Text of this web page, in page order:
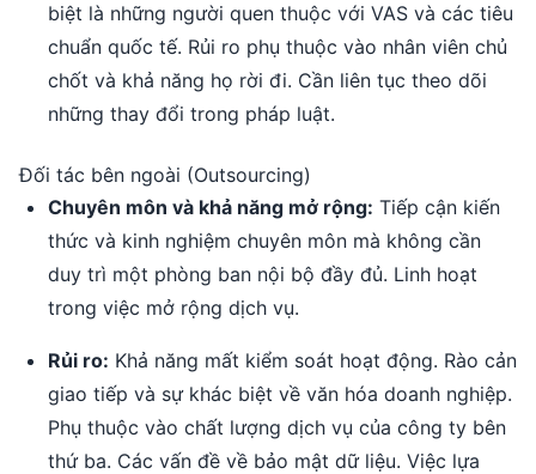
biệt là những người quen thuộc với VAS và các tiêu
chuẩn quốc tế. Rủi ro phụ thuộc vào nhân viên chủ
chốt và khả năng họ rời đi. Cần liên tục theo dõi
những thay đổi trong pháp luật.
Đối tác bên ngoài (Outsourcing)
Chuyên môn và khả năng mở rộng: Tiếp cận kiến
thức và kinh nghiệm chuyên môn mà không cần
duy trì một phòng ban nội bộ đầy đủ. Linh hoạt
trong việc mở rộng dịch vụ.
Rủi ro: Khả năng mất kiểm soát hoạt động. Rào cản
giao tiếp và sự khác biệt về văn hóa doanh nghiệp.
Phụ thuộc vào chất lượng dịch vụ của công ty bên
thứ ba. Các vấn đề về bảo mật dữ liệu. Việc lựa